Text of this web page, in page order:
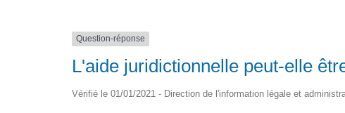
Question-réponse
L'aide juridictionnelle peut-elle
Vérifié le 01/01/2021 - Direction de l'information légale et